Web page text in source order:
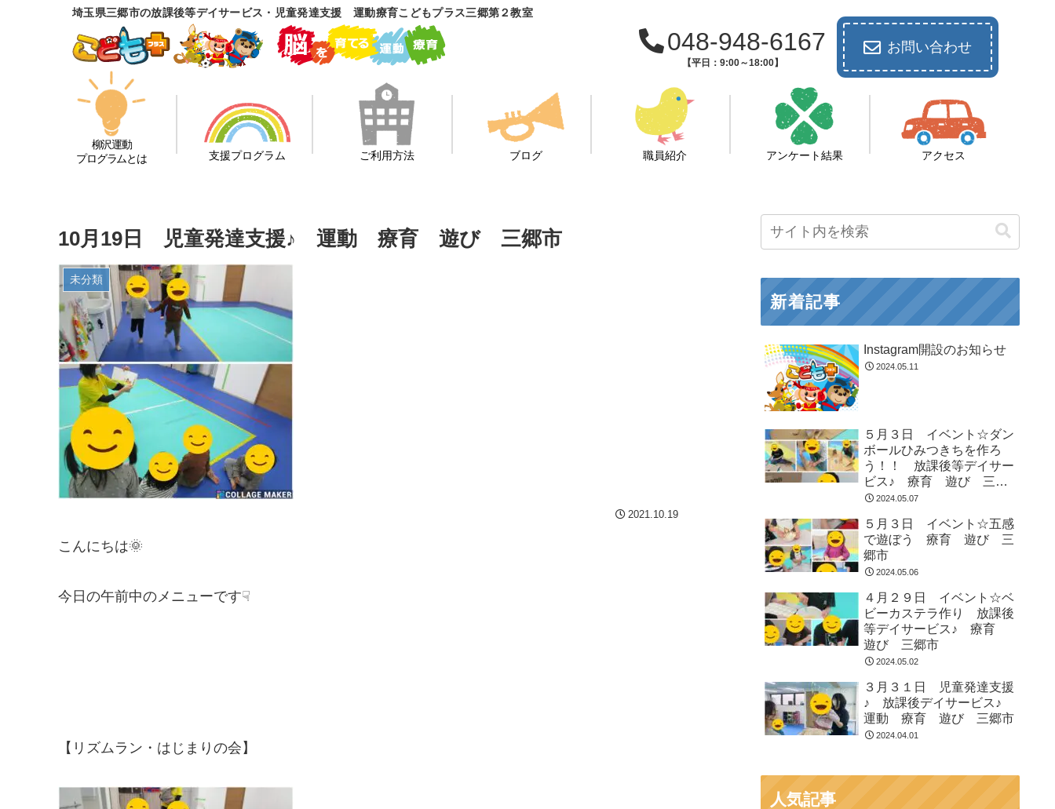
埼玉県三郷市の放課後等デイサービス・児童発達支援 運動療育こどもプラス三郷第２教室
048-948-6167
【平日：9:00～18:00】
お問い合わせ
柳沢運動
プログラムとは
支援プログラム ご利用方法 ブログ 職員紹介 アンケート結果 アクセス
10月19日 児童発達支援♪ 運動 療育 遊び 三郷市
未分類
2021.10.19
こんにちは🌞
今日の午前中のメニューです☟
【リズムラン・はじまりの会】
新着記事
Instagram開設のお知らせ
2024.05.11
５月３日 イベント☆ダン
ボールひみつきちを作ろ
う！！ 放課後等デイサー
ビス♪ 療育 遊び 三郷
市 2024.05.07
５月３日 イベント☆五感
で遊ぼう 療育 遊び 三
郷市
2024.05.06
４月２９日 イベント☆ベ
ビーカステラ作り 放課後
等デイサービス♪ 療育
遊び 三郷市
2024.05.02
３月３１日 児童発達支援
♪ 放課後デイサービス♪
運動 療育 遊び 三郷市
2024.04.01
人気記事